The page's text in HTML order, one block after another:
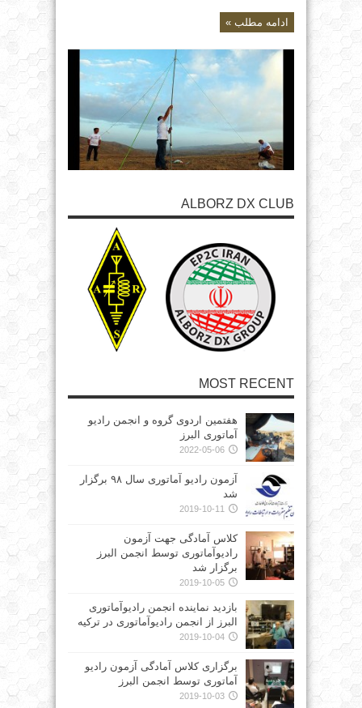
ادامه مطلب »
ALBORZ DX CLUB
MOST RECENT
هفتمین اردوی گروه و انجمن رادیو
آماتوری البرز
2022-05-06
آزمون رادیو آماتوری سال ۹۸ برگزار
شد
2019-10-11
کلاس آمادگی جهت آزمون
رادیوآماتوری توسط انجمن البرز
برگزار شد
2019-10-05
بازدید نماینده انجمن رادیوآماتوری
البرز از انجمن رادیوآماتوری در ترکیه
2019-10-04
برگزاری کلاس آمادگی آزمون رادیو
آماتوری توسط انجمن البرز
2019-10-03